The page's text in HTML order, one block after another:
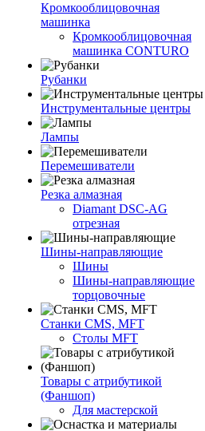
Кромкооблицовочная
машинка
Кромкооблицовочная
машинка CONTURO
Рубанки
Инструментальные центры
Лампы
Перемешиватели
Резка алмазная
Diamant DSC-AG
отрезная
Шины-направляющие
Шины
Шины-направляющие
торцовочные
Станки CMS, MFT
Столы MFT
Товары с атрибутикой
(Фаншоп)
Для мастерской